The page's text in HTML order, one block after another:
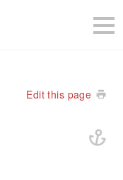
Edit this page